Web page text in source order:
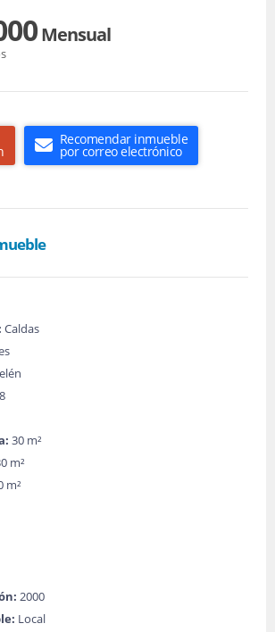
Mensual
Recomendar inmueble
por correo electrónico
Caldas
30 m²
m²
m²
2000
Local